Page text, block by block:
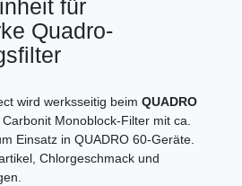
für
Quadro-
wird werksseitig beim QUADRO
Monoblock-Filter mit ca.
Einsatz in QUADRO 60-Geräte.
Chlorgeschmack und